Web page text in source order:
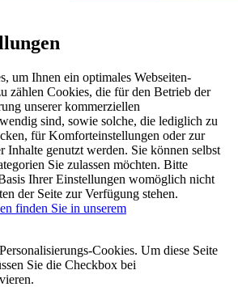
um Ihnen ein optimales Webseiten-
zählen Cookies, die für den Betrieb der
unserer kommerziellen
sind, sowie solche, die lediglich zu
für Komforteinstellungen oder zur
Inhalte genutzt werden. Sie können selbst
Sie zulassen möchten. Bitte
Ihrer Einstellungen womöglich nicht
der Seite zur Verfügung stehen.
finden Sie in unserem
Cookies. Um diese Seite
Sie die Checkbox bei